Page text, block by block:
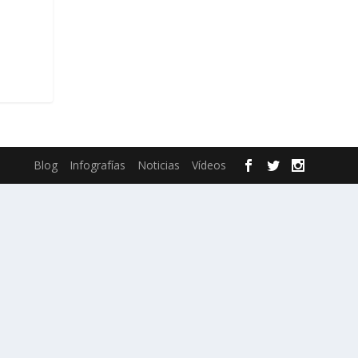
Blog Infografías Noticias Vídeos